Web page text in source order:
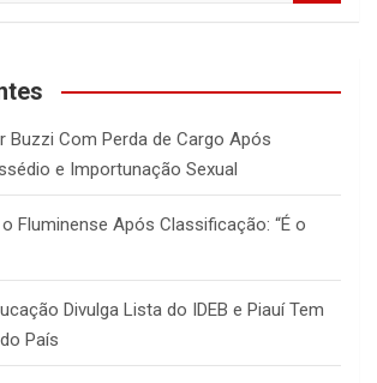
Buzzi Com Perda de Cargo Após
e Importunação Sexual
Fluminense Após Classificação: “É o
Divulga Lista do IDEB e Piauí Tem
País